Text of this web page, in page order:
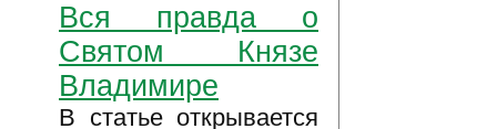
Вся правда о
Святом Князе
Владимире
В статье открывается